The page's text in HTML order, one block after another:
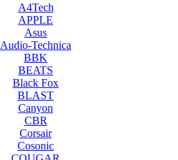
A4Tech
APPLE
Asus
Audio-Technica
BBK
BEATS
Black Fox
BLAST
Canyon
CBR
Corsair
Cosonic